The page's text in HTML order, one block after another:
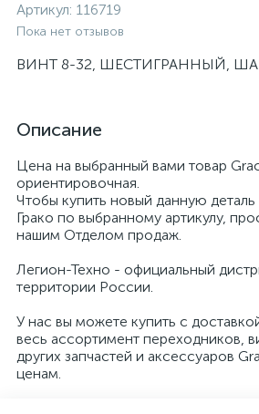
Артикул: 116719
Пока нет отзывов
ВИНТ 8-32, ШЕСТИГРАННЫЙ,
Описание
Цена на выбранный вами товар
ориентировочная.
Чтобы купить новый данную деталь
Грако по выбранному артикулу,
нашим Отделом продаж.
Легион-Техно - официальный
территории России.
У нас вы можете купить с
весь ассортимент переходников,
других запчастей и аксессуаров
ценам.